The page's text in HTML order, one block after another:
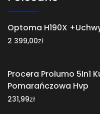
Optoma H190X
2 399,00zł
Procera Prolumo 5In1
Pomarańczowa Hvp
231,99zł